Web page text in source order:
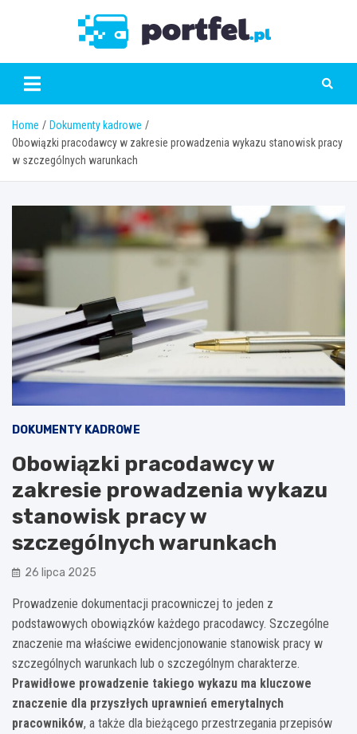
Home
Dokumenty kadrowe
Obowiązki pracodawcy w zakresie prowadzenia wykazu stanowisk pracy
w szczególnych warunkach
DOKUMENTY KADROWE
Obowiązki pracodawcy w
zakresie prowadzenia wykazu
stanowisk pracy w
szczególnych warunkach
26 lipca 2025
Prowadzenie dokumentacji pracowniczej to jeden z
podstawowych obowiązków każdego pracodawcy. Szczególne
znaczenie ma właściwe ewidencjonowanie stanowisk pracy w
szczególnych warunkach lub o szczególnym charakterze.
Prawidłowe prowadzenie takiego wykazu ma kluczowe
znaczenie dla przyszłych uprawnień emerytalnych
pracowników, a także dla bieżącego przestrzegania przepisów